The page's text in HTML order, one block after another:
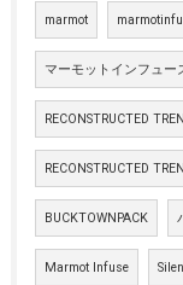
marmot
マーモットインフュー
RECONSTRUCTED
RECONSTRUCTED
BUCKTOWNPACK
Marmot Infuse